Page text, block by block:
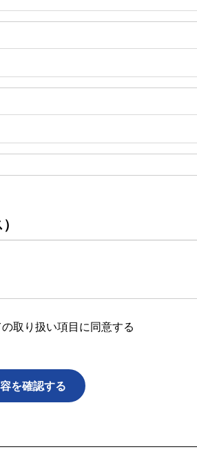
取り扱い項目に同意する